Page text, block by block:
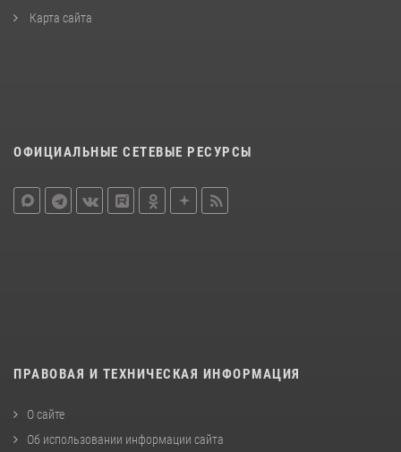
Карта сайта
ОФИЦИАЛЬНЫЕ СЕТЕВЫЕ РЕСУРСЫ
ПРАВОВАЯ И ТЕХНИЧЕСКАЯ ИНФОРМАЦИЯ
О сайте
Об использовании информации сайта